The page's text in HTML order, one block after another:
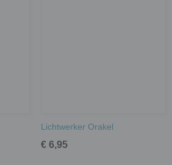
Lichtwerker Orakel
€ 6,95